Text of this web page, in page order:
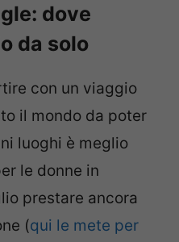
dove
da solo
con un viaggio
il mondo da poter
luoghi è meglio
le donne in
prestare ancora
(qui le mete per